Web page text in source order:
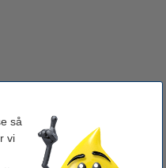
så
vi